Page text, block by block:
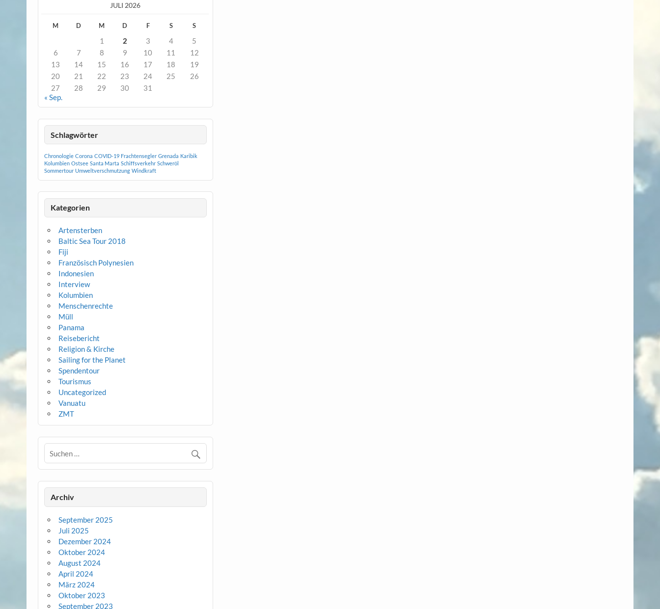
JULI 2026
M D M D F S S
1 2 3 4
5
6
7 8 9 10 11
12
13
14 15 16 17 18
19
20
21 22 23 24 25
26
27
28 29 30
31
« Sep.
Schlagwörter
Chronologie Corona COVID-19 Frachtensegler Grenada Karibik
Kolumbien Ostsee Santa Marta Schiffsverkehr Schweröl
Sommertour Umweltverschmutzung Windkraft
Kategorien
Artensterben
Baltic Sea Tour 2018
Fiji
Französisch Polynesien
Indonesien
Interview
Kolumbien
Menschenrechte
Müll
Panama
Reisebericht
Religion & Kirche
Sailing for the Planet
Spendentour
Tourismus
Uncategorized
Vanuatu
ZMT
Archiv
September 2025
Juli 2025
Dezember 2024
Oktober 2024
August 2024
April 2024
März 2024
Oktober 2023
September 2023